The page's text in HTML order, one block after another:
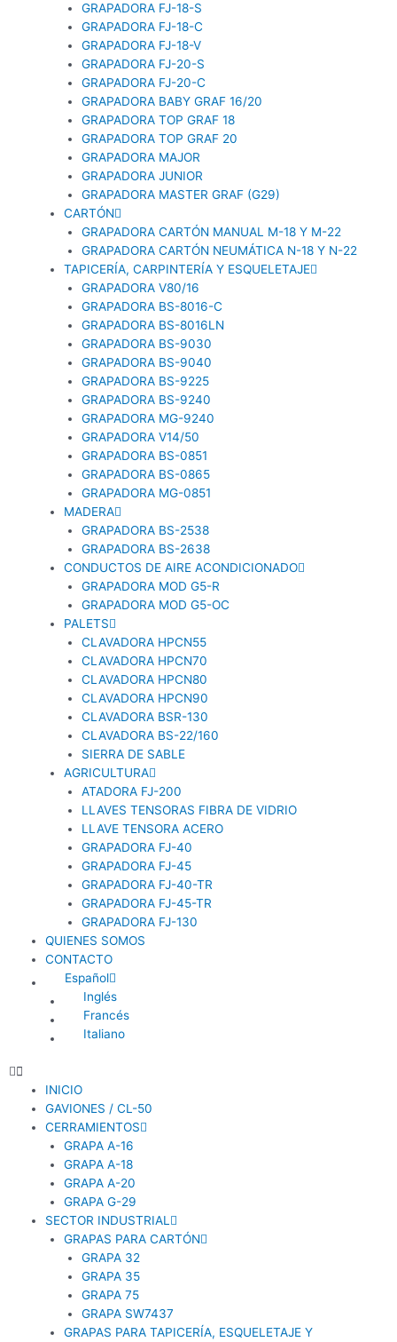
GRAPADORA FJ-18-S
GRAPADORA FJ-18-C
GRAPADORA FJ-18-V
GRAPADORA FJ-20-S
GRAPADORA FJ-20-C
GRAPADORA BABY GRAF 16/20
GRAPADORA TOP GRAF 18
GRAPADORA TOP GRAF 20
GRAPADORA MAJOR
GRAPADORA JUNIOR
GRAPADORA MASTER GRAF (G29)
CARTÓN
GRAPADORA CARTÓN MANUAL M-18 Y M-22
GRAPADORA CARTÓN NEUMÁTICA N-18 Y N-22
TAPICERÍA, CARPINTERÍA Y ESQUELETAJE
GRAPADORA V80/16
GRAPADORA BS-8016-C
GRAPADORA BS-8016LN
GRAPADORA BS-9030
GRAPADORA BS-9040
GRAPADORA BS-9225
GRAPADORA BS-9240
GRAPADORA MG-9240
GRAPADORA V14/50
GRAPADORA BS-0851
GRAPADORA BS-0865
GRAPADORA MG-0851
MADERA
GRAPADORA BS-2538
GRAPADORA BS-2638
CONDUCTOS DE AIRE ACONDICIONADO
GRAPADORA MOD G5-R
GRAPADORA MOD G5-OC
PALETS
CLAVADORA HPCN55
CLAVADORA HPCN70
CLAVADORA HPCN80
CLAVADORA HPCN90
CLAVADORA BSR-130
CLAVADORA BS-22/160
SIERRA DE SABLE
AGRICULTURA
ATADORA FJ-200
LLAVES TENSORAS FIBRA DE VIDRIO
LLAVE TENSORA ACERO
GRAPADORA FJ-40
GRAPADORA FJ-45
GRAPADORA FJ-40-TR
GRAPADORA FJ-45-TR
GRAPADORA FJ-130
QUIENES SOMOS
CONTACTO
Español
Inglés
Francés
Italiano
INICIO
GAVIONES / CL-50
CERRAMIENTOS
GRAPA A-16
GRAPA A-18
GRAPA A-20
GRAPA G-29
SECTOR INDUSTRIAL
GRAPAS PARA CARTÓN
GRAPA 32
GRAPA 35
GRAPA 75
GRAPA SW7437
GRAPAS PARA TAPICERÍA, ESQUELETAJE Y